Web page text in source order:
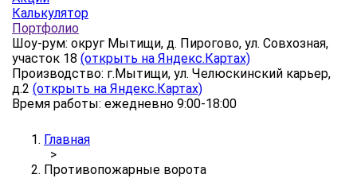
Калькулятор
Портфолио
Шоу-рум: округ Мытищи, д. Пирогово, ул. Совхозная,
участок 18 (открыть на Яндекс.Картах)
Производство: г.Мытищи, ул. Челюскинский карьер,
д.2 (открыть на Яндекс.Картах)
Время работы: ежедневно 9:00-18:00
Главная
>
Противопожарные ворота